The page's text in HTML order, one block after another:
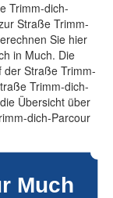
Trimm-dich-
Straße Trimm-
Sie hier
in Much. Die
der Straße Trimm-
Trimm-dich-
Übersicht über
dich-Parcour